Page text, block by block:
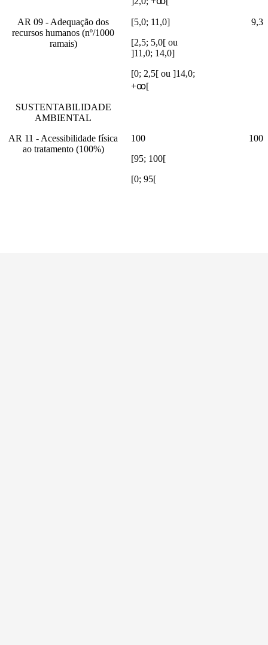
AR 09 - Adequação dos
recursos humanos (nº/1000
ramais)
[5,0; 11,0]
9,3
[2,5; 5,0[ ou
]11,0; 14,0]
[0; 2,5[ ou ]14,0;
+ꚙ[
SUSTENTABILIDADE
AMBIENTAL
AR 11 - Acessibilidade física
ao tratamento (100%)
100
100
[95; 100[
[0; 95[